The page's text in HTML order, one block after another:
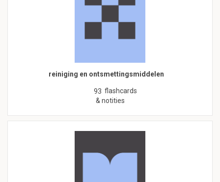
reiniging en ontsmettingsmiddelen
93 flashcards
& notities